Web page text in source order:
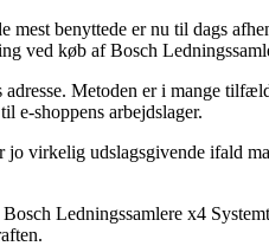
benyttede er nu til dags
ved køb af Bosch
Metoden er i mange
e-shoppens arbejdslager.
udslagsgivende ifald
Ledningssamlere x4